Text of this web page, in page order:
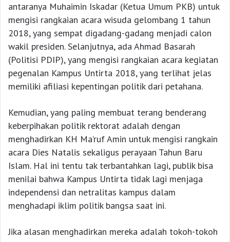
antaranya Muhaimin Iskadar (Ketua Umum PKB) untuk
mengisi rangkaian acara wisuda gelombang 1 tahun
2018, yang sempat digadang-gadang menjadi calon
wakil presiden. Selanjutnya, ada Ahmad Basarah
(Politisi PDIP), yang mengisi rangkaian acara kegiatan
pegenalan Kampus Untirta 2018, yang terlihat jelas
memiliki afiliasi kepentingan politik dari petahana.
Kemudian, yang paling membuat terang benderang
keberpihakan politik rektorat adalah dengan
menghadirkan KH Ma’ruf Amin untuk mengisi rangkain
acara Dies Natalis sekaligus perayaan Tahun Baru
Islam. Hal ini tentu tak terbantahkan lagi, publik bisa
menilai bahwa Kampus Untirta tidak lagi menjaga
independensi dan netralitas kampus dalam
menghadapi iklim politik bangsa saat ini.
Jika alasan menghadirkan mereka adalah tokoh-tokoh